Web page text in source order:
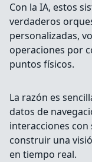
Con la IA, estos
verdaderos
personalizadas,
operaciones por
puntos físicos.
La razón es
datos de
interacciones
construir una
en tiempo real.